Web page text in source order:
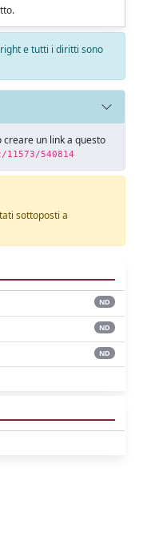
e tutti i diritti sono
un link a questo
540814
sottoposti a
ND
ND
ND